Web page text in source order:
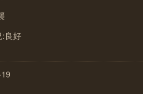
:良好